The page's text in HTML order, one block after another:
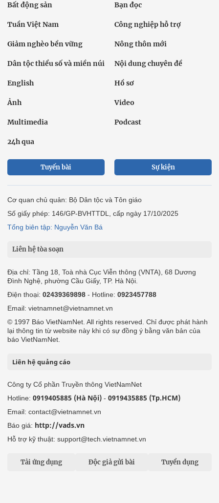
Bất động sản Bạn đọc
Tuần Việt Nam Công nghiệp hỗ trợ
Giảm nghèo bền vững Nông thôn mới
Dân tộc thiểu số và miền núi Nội dung chuyên đề
English Hồ sơ
Ảnh Video
Multimedia Podcast
24h qua
Tuyến bài Sự kiện
Cơ quan chủ quản: Bộ Dân tộc và Tôn giáo
Số giấy phép: 146/GP-BVHTTDL, cấp ngày 17/10/2025
Tổng biên tập: Nguyễn Văn Bá
Liên hệ tòa soạn
Địa chỉ: Tầng 18, Toà nhà Cục Viễn thông (VNTA), 68 Dương
Đình Nghệ, phường Cầu Giấy, TP. Hà Nội.
Điện thoại: 02439369898 - Hotline: 0923457788
Email: vietnamnet@vietnamnet.vn
© 1997 Báo VietNamNet. All rights reserved. Chỉ được phát hành
lại thông tin từ website này khi có sự đồng ý bằng văn bản của
báo VietNamNet.
Liên hệ quảng cáo
Công ty Cổ phần Truyền thông VietNamNet
Hotline: 0919405885 (Hà Nội) - 0919435885 (Tp.HCM)
Email: contact@vietnamnet.vn
Báo giá: http://vads.vn
Hỗ trợ kỹ thuật: support@tech.vietnamnet.vn
Tải ứng dụng Độc giả gửi bài Tuyển dụng